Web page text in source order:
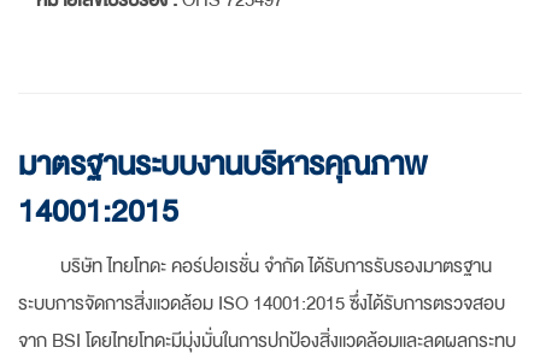
มาตรฐานระบบงานบริหารคุณภาพ
14001:2015
บริษัท ไทยโทดะ คอร์ปอเรชั่น จำกัด ได้รับการรับรองมาตรฐาน
ระบบการจัดการสิ่งแวดล้อม ISO 14001:2015 ซึ่งได้รับการตรวจสอบ
จาก BSI โดยไทยโทดะมีมุ่งมั่นในการปกป้องสิ่งแวดล้อมและลดผลกระทบ